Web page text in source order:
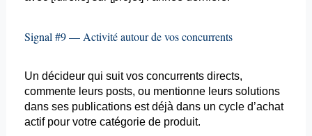
Signal #9 — Activité autour de vos concurrents
Un décideur qui suit vos concurrents directs,
commente leurs posts, ou mentionne leurs solutions
dans ses publications est déjà dans un cycle d’achat
actif pour votre catégorie de produit.